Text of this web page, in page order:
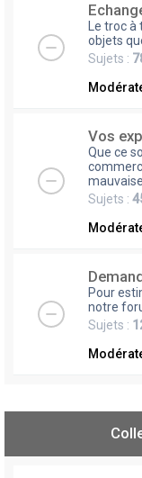
Le troc
objets
Sujets :
Vos
Que ce
Sujets :
Pour
notre
Sujets :